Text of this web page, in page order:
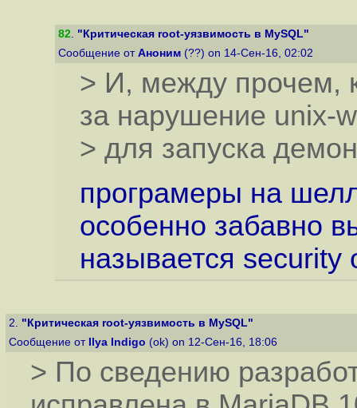
82. "Критическая root-уязвимость в MySQL"
Сообщение от Аноним (??) on 14-Сен-16, 02:02
> И, между прочем,
за нарушение unix-
> для запуска
програмеры на
особенно забавно
называется security
2. "Критическая root-уязвимость в MySQL"
Сообщение от
Ilya Indigo (ok) on 12-Сен-16, 18:06
> По сведению